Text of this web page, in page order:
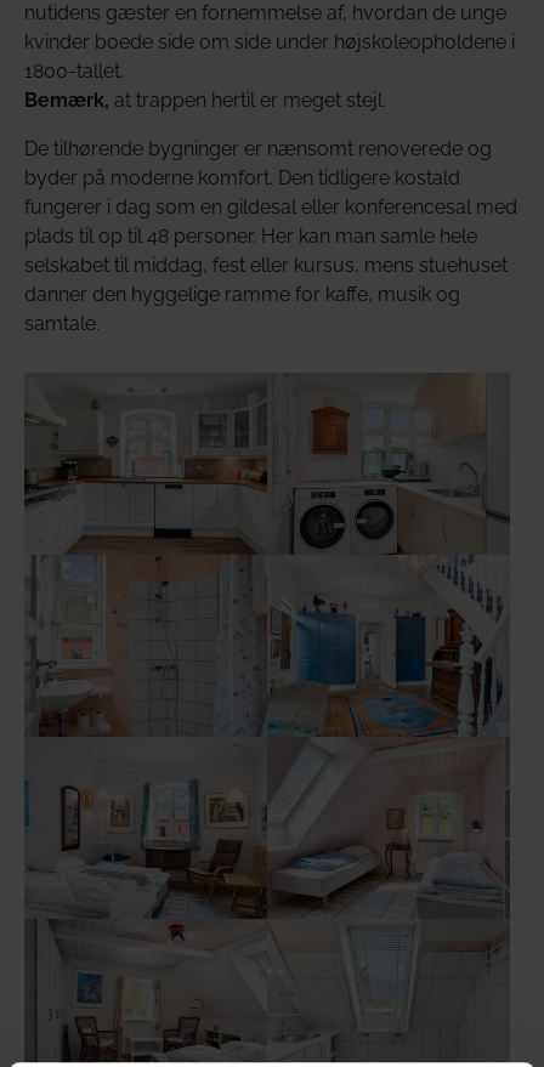
nutidens gæster en fornemmelse af, hvordan de unge
kvinder boede side om side under højskoleopholdene i
1800-tallet.
Bemærk, at trappen hertil er meget stejl.
De tilhørende bygninger er nænsomt renoverede og
byder på moderne komfort. Den tidligere kostald
fungerer i dag som en gildesal eller konferencesal med
plads til op til 48 personer. Her kan man samle hele
selskabet til middag, fest eller kursus, mens stuehuset
danner den hyggelige ramme for kaffe, musik og
samtale.
Show larger version
Show larger version Show larger version
Show larger version
Show larger version Show larger version